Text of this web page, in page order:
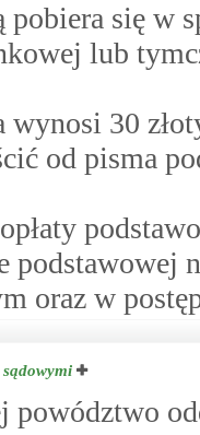
pobiera się
lub
wynosi 30
od pisma
podstawowej
oraz w
powództwo